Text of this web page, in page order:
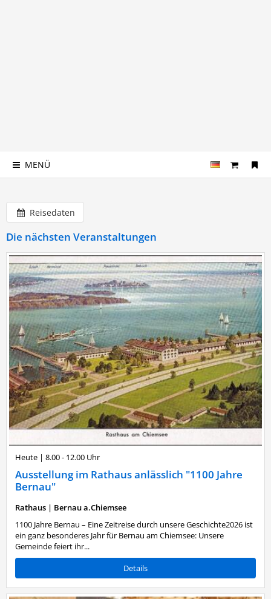
MENÜ
Reisedaten
Die nächsten Veranstaltungen
Heute | 8.00 - 12.00 Uhr
Ausstellung im Rathaus anlässlich "1100 Jahre
Bernau"
Rathaus | Bernau a.Chiemsee
1100 Jahre Bernau – Eine Zeitreise durch unsere Geschichte2026 ist
ein ganz besonderes Jahr für Bernau am Chiemsee: Unsere
Gemeinde feiert ihr...
Details